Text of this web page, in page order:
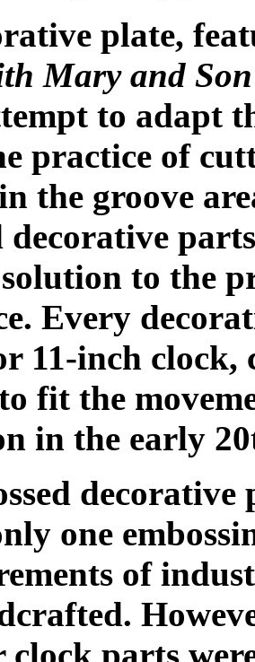
plate,
Mary and
to adapt
practice of
the groove
decorative
to the
Every
11-inch
fit the
in the early
decorative
one
of
clock parts